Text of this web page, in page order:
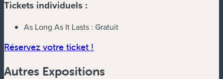
Tickets individuels :
As Long As It Lasts : Gratuit
Réservez votre ticket !
Autres Expositions